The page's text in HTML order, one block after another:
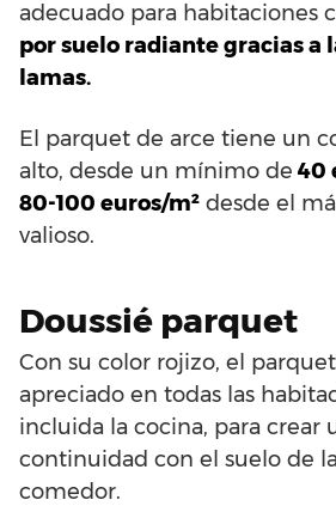
adecuado para habitaciones
por suelo radiante gracias a
lamas.
El parquet de arce tiene un
alto, desde un mínimo de 40
80-100 euros/m² desde el
valioso.
Doussié parquet
Con su color rojizo, el
apreciado en todas las
incluida la cocina, para crear
continuidad con el suelo de
comedor.